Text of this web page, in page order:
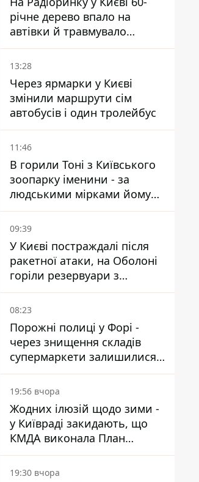
річне дерево впало на
автівки й травмувало
людину - подробиці
13:28
Через ярмарки у Києві
змінили маршрути сім
автобусів і один тролейбус
11:46
В горили Тоні з Київського
зоопарку іменини - за
людськими мірками йому
вже понад 90 років
09:39
У Києві постраждалі після
ракетної атаки, на Оболоні
горіли резервуари з
паливом
08:23
Порожні полиці у Форі -
через знищення складів
супермаркети залишилися
без асортименту
19:56 вчора
Жодних ілюзій щодо зими -
у Київраді закидають, що
КМДА виконала План
стійкості на 20%
19:30 вчора